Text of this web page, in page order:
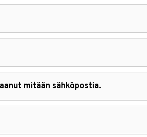
mitään sähköpostia.